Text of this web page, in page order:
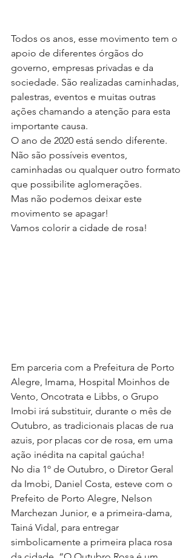
Todos os anos, esse movimento tem o
apoio de diferentes órgãos do
governo, empresas privadas e da
sociedade. São realizadas caminhadas,
palestras, eventos e muitas outras
ações chamando a atenção para esta
importante causa.
O ano de 2020 está sendo diferente.
Não são possíveis eventos,
caminhadas ou qualquer outro formato
que possibilite aglomerações.
Mas não podemos deixar este
movimento se apagar!
Vamos colorir a cidade de rosa!
Em parceria com a Prefeitura de Porto
Alegre, Imama, Hospital Moinhos de
Vento, Oncotrata e Libbs, o Grupo
Imobi irá substituir, durante o mês de
Outubro, as tradicionais placas de rua
azuis, por placas cor de rosa, em uma
ação inédita na capital gaúcha!
No dia 1º de Outubro, o Diretor Geral
da Imobi, Daniel Costa, esteve com o
Prefeito de Porto Alegre, Nelson
Marchezan Junior, e a primeira-dama,
Tainá Vidal, para entregar
simbolicamente a primeira placa rosa